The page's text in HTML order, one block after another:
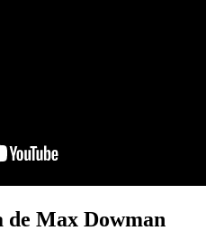
de Max Dowman